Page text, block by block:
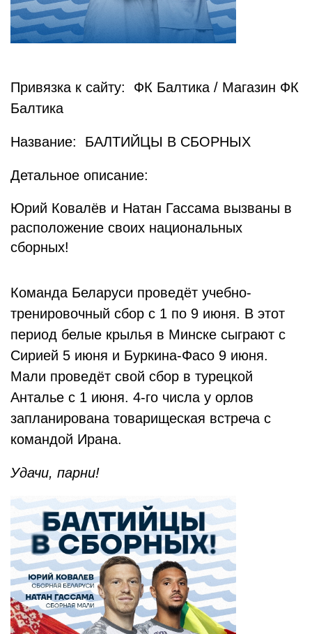
Привязка к сайту: ФК Балтика / Магазин ФК
Балтика
Название: БАЛТИЙЦЫ В СБОРНЫХ
Детальное описание:
Юрий Ковалёв и Натан Гассама вызваны в
расположение своих национальных
сборных!
Команда Беларуси проведёт учебно-
тренировочный сбор с 1 по 9 июня. В этот
период белые крылья в Минске сыграют с
Сирией 5 июня и Буркина-Фасо 9 июня.
Мали проведёт свой сбор в турецкой
Анталье с 1 июня. 4-го числа у орлов
запланирована товарищеская встреча с
командой Ирана.
Удачи, парни!